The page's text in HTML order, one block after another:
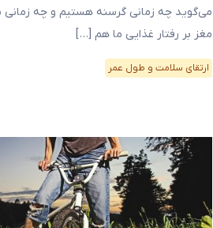
می‌گوید چه زمانی گرسنه هستیم و چه
مغز بر رفتار غذایی ما هم […]
ارتقای سلامت و طول عمر